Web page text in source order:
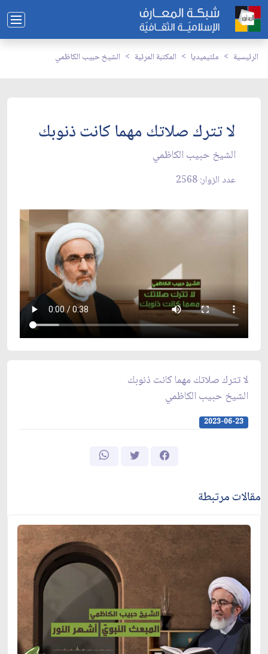
الرئيسية ملتيميديا المكتبة المرئية الشيخ حبيب الكاظمي
لا تترك صلاتك مهما كانت ذنوبك
الشيخ حبيب الكاظمي
عدد الزوار: 2568
لا تترك صلاتك مهما كانت ذنوبك
الشيخ حبيب الكاظمي
2023-06-23
مقالات مرتبطة